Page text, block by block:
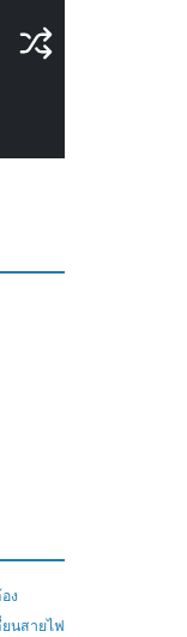
ง
นสายไฟ